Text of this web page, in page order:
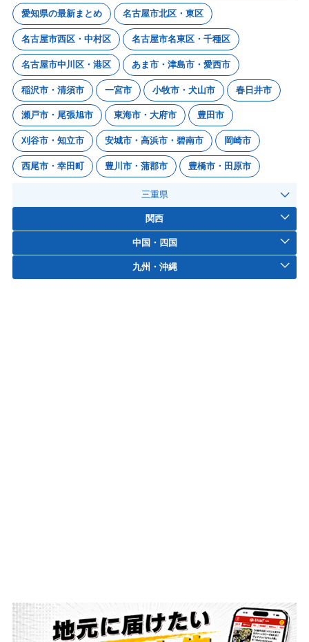
愛知県の最新まとめ 名古屋市北区・東区
名古屋市西区・中村区 名古屋市名東区・千種区
名古屋市中川区・港区 あま市・津島市・愛西市
稲沢市・清須市 一宮市 小牧市・犬山市 春日井市
瀬戸市・尾張旭市 東海市・大府市 豊田市
刈谷市・知立市 安城市・高浜市・碧南市 岡崎市
西尾市・幸田町 豊川市・蒲郡市 豊橋市・田原市
三重県
関西
中国・四国
九州・沖縄